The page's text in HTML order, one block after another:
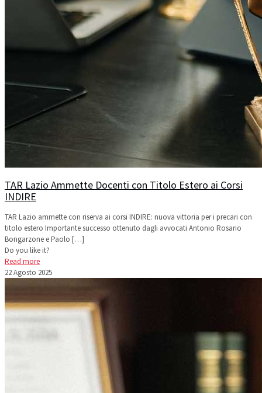
TAR Lazio Ammette Docenti con Titolo Estero ai Corsi
INDIRE
TAR Lazio ammette con riserva ai corsi INDIRE: nuova vittoria per i precari con
titolo estero Importante successo ottenuto dagli avvocati Antonio Rosario
Bongarzone e Paolo […]
Do you like it?
Read more
22 Agosto 2025